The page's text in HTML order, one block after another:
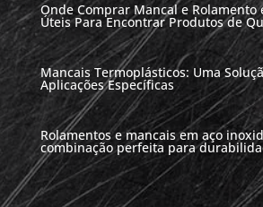
Onde Comprar Mancal e Rolamento
Úteis Para Encontrar Produtos de
Mancais Termoplásticos: Uma
Aplicações Específicas
Rolamentos e mancais em aço
combinação perfeita para